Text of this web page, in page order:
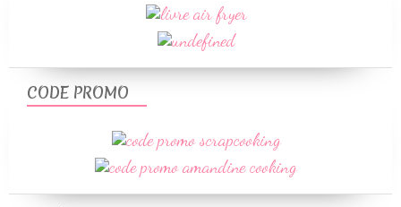
CODE PROMO